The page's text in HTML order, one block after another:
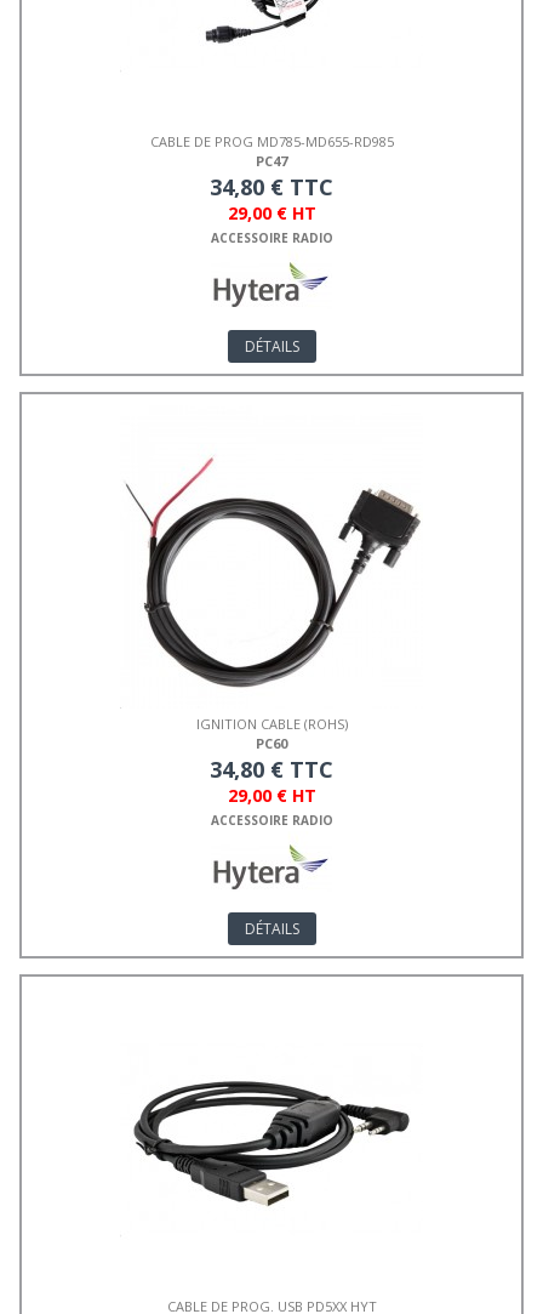
CABLE DE PROG MD785-MD655-RD985
PC47
34,80 € TTC
29,00 € HT
ACCESSOIRE RADIO
DÉTAILS
IGNITION CABLE (ROHS)
PC60
34,80 € TTC
29,00 € HT
ACCESSOIRE RADIO
DÉTAILS
CABLE DE PROG. USB PD5XX HYT